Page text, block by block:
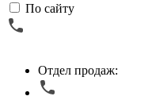
По сайту
Отдел продаж: